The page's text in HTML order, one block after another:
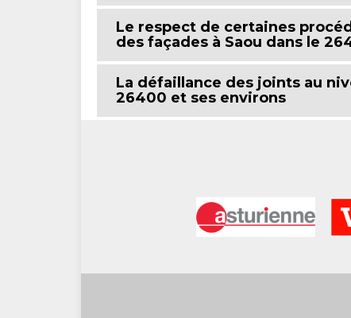
Le respect de certaines
des façades à Saou dans le
La défaillance des joints au
26400 et ses environs